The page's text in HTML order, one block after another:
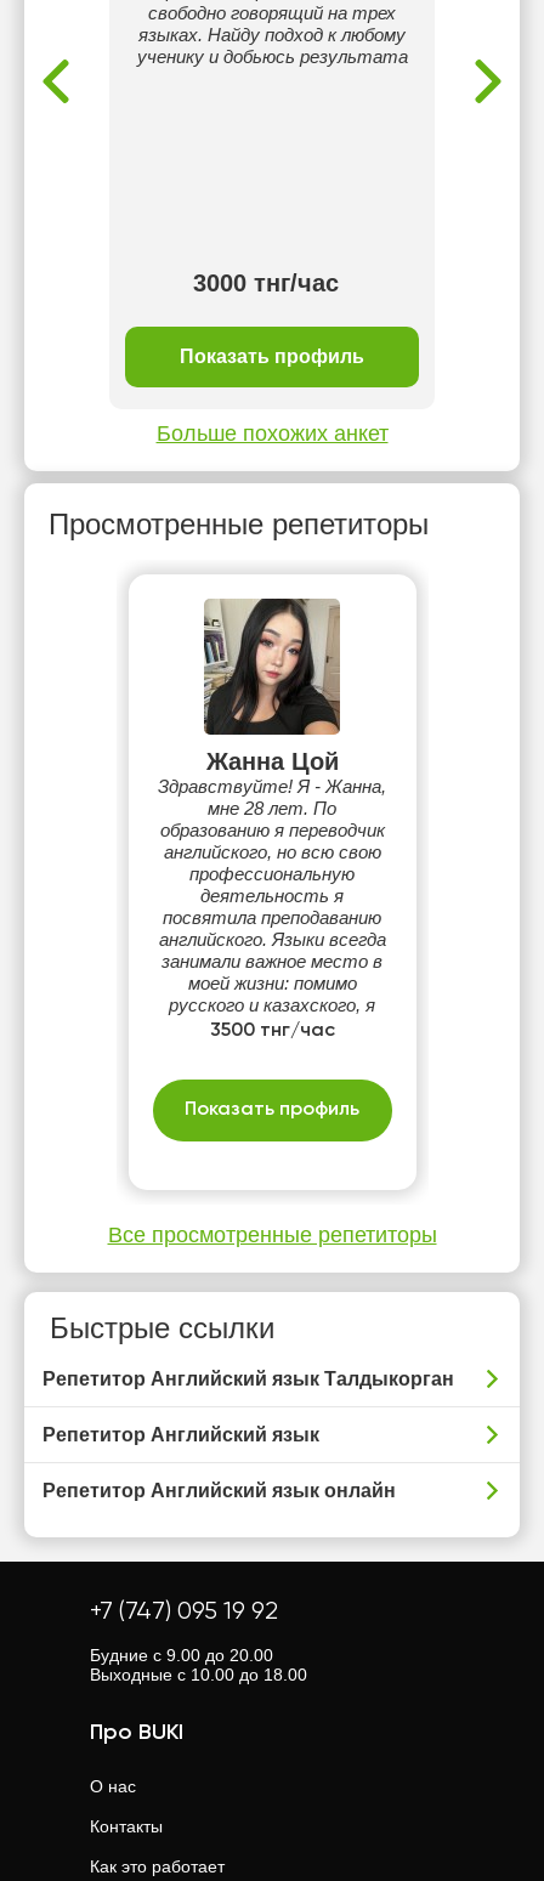
свободно говорящий на трех
языках. Найду подход к любому
ученику и добьюсь результата
3000 тнг/час
Показать профиль
Больше похожих анкет
Просмотренные репетиторы
Жанна Цой
Здравствуйте! Я - Жанна,
мне 28 лет. По
образованию я переводчик
английского, но всю свою
профессиональную
деятельность я
посвятила преподаванию
английского. Языки всегда
занимали важное место в
моей жизни: помимо
русского и казахского, я
владею корейским, а сейчас
это ключ ко многим дверям
3500 тнг/час
Показать профиль
Все просмотренные репетиторы
Быстрые ссылки
Репетитор Английский язык Талдыкорган
Репетитор Английский язык
Репетитор Английский язык онлайн
+7 (747) 095 19 92
Будние с 9.00 до 20.00
Выходные с 10.00 до 18.00
Про BUKI
О нас
Контакты
Как это работает